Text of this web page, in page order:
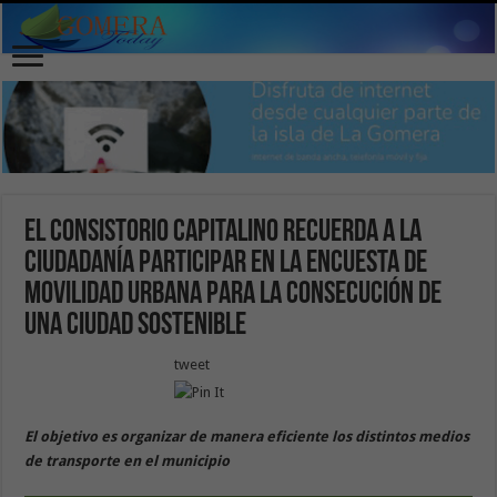
El Consistorio capitalino recuerda a la
ciudadanía participar en la encuesta de
movilidad urbana para la consecución de
una ciudad sostenible
tweet
El objetivo es organizar de manera eficiente los distintos medios
de transporte en el municipio